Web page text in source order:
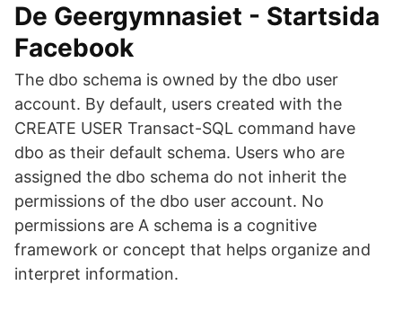
De Geergymnasiet - Startsida
Facebook
The dbo schema is owned by the dbo user
account. By default, users created with the
CREATE USER Transact-SQL command have
dbo as their default schema. Users who are
assigned the dbo schema do not inherit the
permissions of the dbo user account. No
permissions are A schema is a cognitive
framework or concept that helps organize and
interpret information.